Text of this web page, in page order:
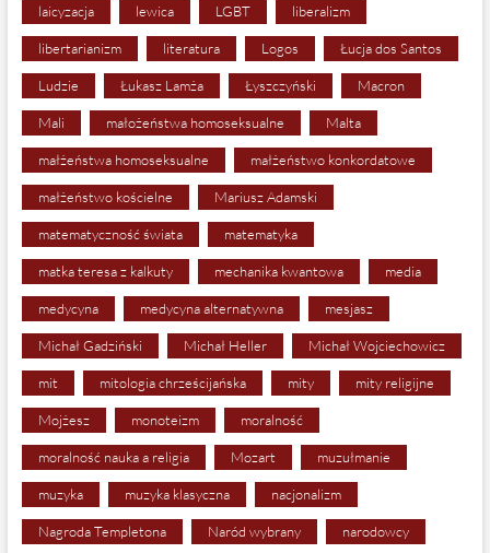
laicyzacja lewica LGBT liberalizm
libertarianizm literatura Logos Łucja dos Santos
Ludzie Łukasz Lamża Łyszczyński Macron
Mali małożeństwa homoseksualne Malta
małżeństwa homoseksualne małżeństwo konkordatowe
małżeństwo kościelne Mariusz Adamski
matematyczność świata matematyka
matka teresa z kalkuty mechanika kwantowa media
medycyna medycyna alternatywna mesjasz
Michał Gadziński Michał Heller Michał Wojciechowicz
mit mitologia chrześcijańska mity mity religijne
Mojżesz monoteizm moralność
moralność nauka a religia Mozart muzułmanie
muzyka muzyka klasyczna nacjonalizm
Nagroda Templetona Naród wybrany narodowcy